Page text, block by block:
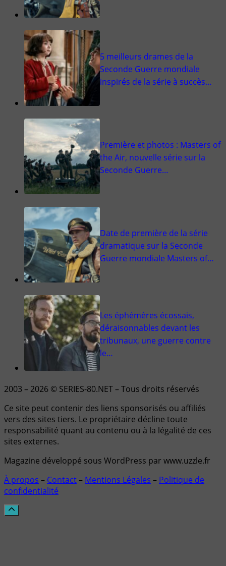
5 meilleurs drames de la
Seconde Guerre mondiale
inspirés de la série à succès…
Première et photos : Masters of
the Air, nouvelle série sur la
Seconde Guerre…
Date de première de la série
dramatique sur la Seconde
Guerre mondiale Masters of…
Les éphémères écossais,
déraisonnables devant les
tribunaux, une guerre contre
le…
2003 – 2026 © SERIES-80.NET – Tous droits réservés
Ce site peut contenir des liens sponsorisés ou affiliés
vers des sites tiers. Le propriétaire décline toute
responsabilité quant au contenu ou à la légalité de ces
sites externes.
Magazine développé sous WordPress par www.uzzle.fr
À propos – Contact– Mentions Légales – Politique de
confidentialité